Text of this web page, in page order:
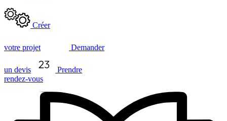
Créer
votre projet Demander
un devis
Prendre
rendez-vous